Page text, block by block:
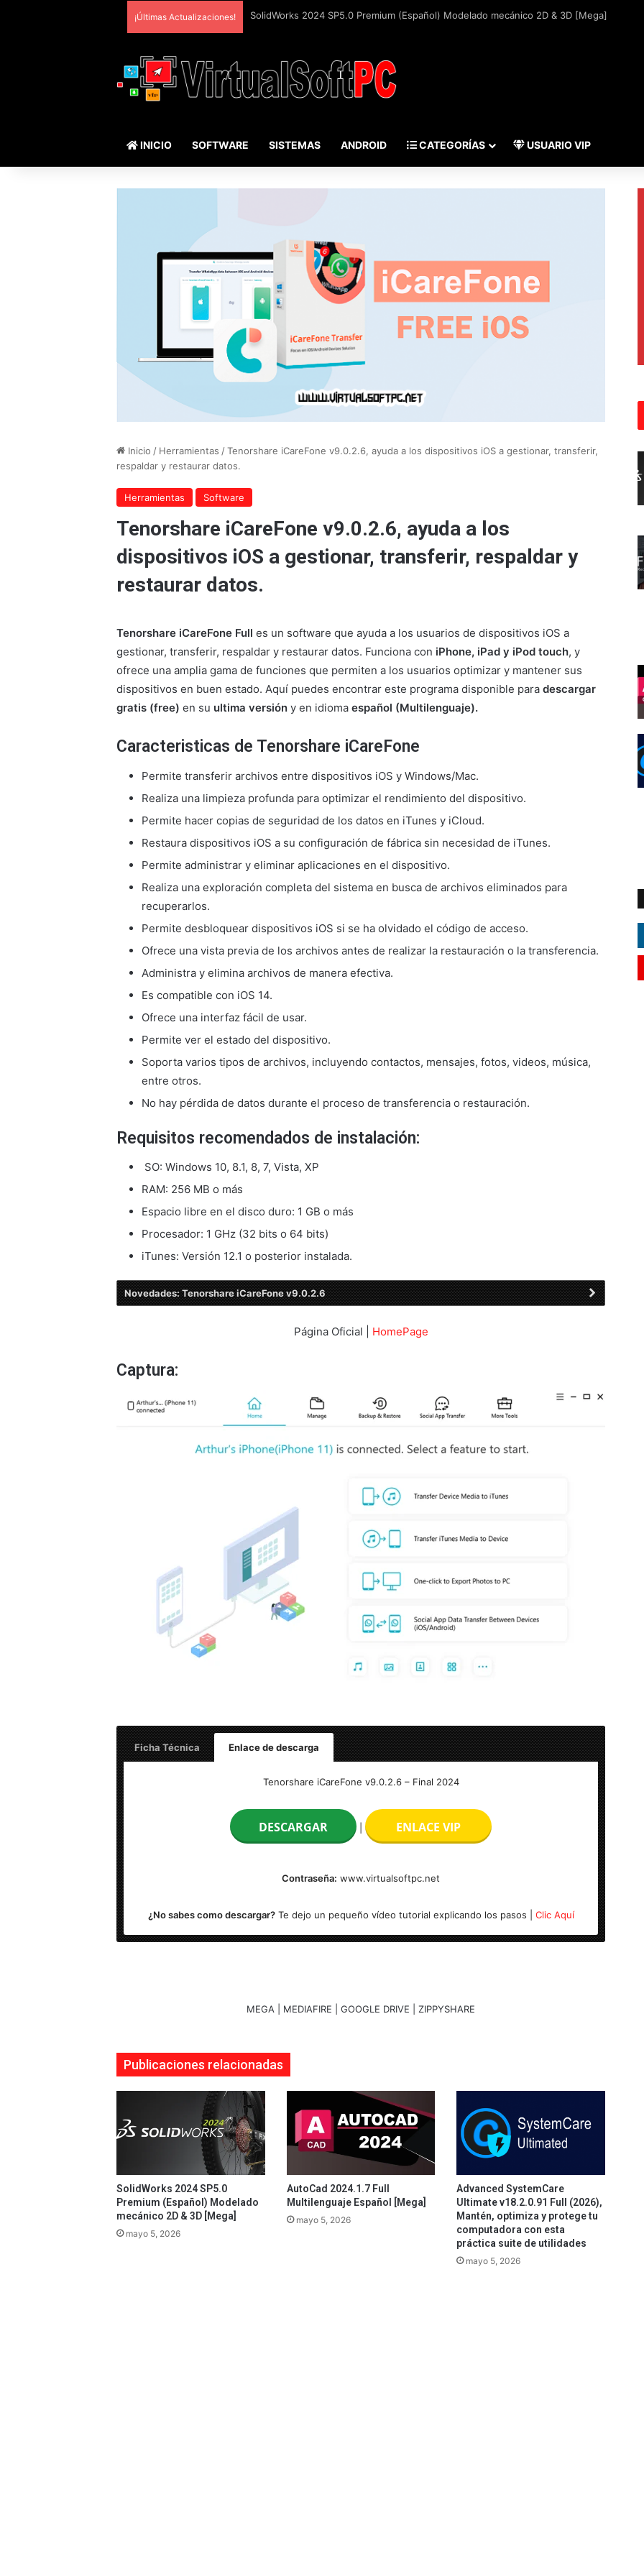
¡Últimas Actualizaciones!
INICIO SOFTWARE SISTEMAS ANDROID CATEGORÍAS USUARIO VIP
Inicio / Herramientas /Tenorshare iCareFone v9.0.2.6, ayuda a los dispositivos iOS a gestionar, transferir,
respaldar y restaurar datos.
Herramientas Software
Tenorshare iCareFone v9.0.2.6, ayuda a los
dispositivos iOS a gestionar, transferir, respaldar y
restaurar datos.
Tenorshare iCareFone Full es un software que ayuda a los usuarios de dispositivos iOS a
gestionar, transferir, respaldar y restaurar datos. Funciona con iPhone, iPad y iPod touch, y
ofrece una amplia gama de funciones que permiten a los usuarios optimizar y mantener sus
dispositivos en buen estado. Aquí puedes encontrar este programa disponible para descargar
gratis (free) en su ultima versión y en idioma español (Multilenguaje).
Caracteristicas de Tenorshare iCareFone
Permite transferir archivos entre dispositivos iOS y Windows/Mac.
Realiza una limpieza profunda para optimizar el rendimiento del dispositivo.
Permite hacer copias de seguridad de los datos en iTunes y iCloud.
Restaura dispositivos iOS a su configuración de fábrica sin necesidad de iTunes.
Permite administrar y eliminar aplicaciones en el dispositivo.
Realiza una exploración completa del sistema en busca de archivos eliminados para
recuperarlos.
Permite desbloquear dispositivos iOS si se ha olvidado el código de acceso.
Ofrece una vista previa de los archivos antes de realizar la restauración o la transferencia.
Administra y elimina archivos de manera efectiva.
Es compatible con iOS 14.
Ofrece una interfaz fácil de usar.
Permite ver el estado del dispositivo.
Soporta varios tipos de archivos, incluyendo contactos, mensajes, fotos, videos, música,
entre otros.
No hay pérdida de datos durante el proceso de transferencia o restauración.
Requisitos recomendados de instalación:
SO: Windows 10, 8.1, 8, 7, Vista, XP
RAM: 256 MB o más
Espacio libre en el disco duro: 1 GB o más
Procesador: 1 GHz (32 bits o 64 bits)
iTunes: Versión 12.1 o posterior instalada.
Novedades: Tenorshare iCareFone v9.0.2.6
Página Oficial | HomePage
Captura:
Ficha Técnica Enlace de descarga
Idioma: Multilenguaje (Español)
S.O: Windows Vista/7/8.1/10/11 (x64 bits)
Tenorshare iCareFone v9.0.2.6 – Final 2024
DESCARGAR ENLACE VIP
Contraseña: www.virtualsoftpc.net
¿No sabes como descargar?Te dejo un pequeño vídeo tutorial explicando los pasos | Clic Aquí
MEGA | MEDIAFIRE | GOOGLE DRIVE | ZIPPYSHARE
Publicaciones relacionadas
SolidWorks 2024 SP5.0
Premium (Español) Modelado
mecánico 2D & 3D [Mega]
mayo 5, 2026
AutoCad 2024.1.7 Full
Multilenguaje Español [Mega]
mayo 5, 2026
Advanced SystemCare
Ultimate v18.2.0.91 Full (2026),
Mantén, optimiza y protege tu
computadora con esta
práctica suite de utilidades
mayo 5, 2026